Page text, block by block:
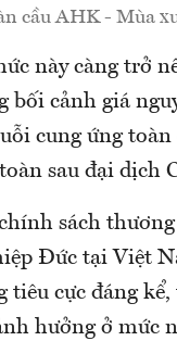
cầu AHK - Mùa
này càng trở
bối cảnh giá
cung ứng toàn
sau đại dịch
sách
Đức tại Việt
tiêu cực đáng
hưởng ở mức